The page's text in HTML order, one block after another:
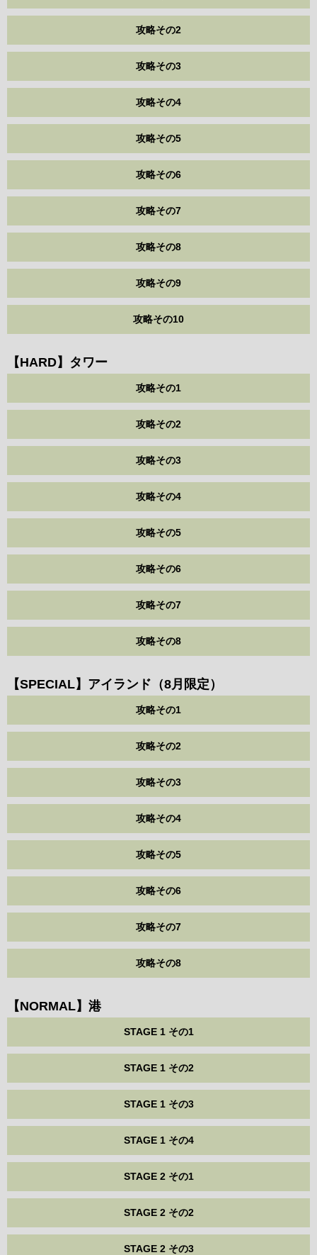
攻略その2
攻略その3
攻略その4
攻略その5
攻略その6
攻略その7
攻略その8
攻略その9
攻略その10
【HARD】タワー
攻略その1
攻略その2
攻略その3
攻略その4
攻略その5
攻略その6
攻略その7
攻略その8
【SPECIAL】アイランド（8月限定）
攻略その1
攻略その2
攻略その3
攻略その4
攻略その5
攻略その6
攻略その7
攻略その8
【NORMAL】港
STAGE 1 その1
STAGE 1 その2
STAGE 1 その3
STAGE 1 その4
STAGE 2 その1
STAGE 2 その2
STAGE 2 その3